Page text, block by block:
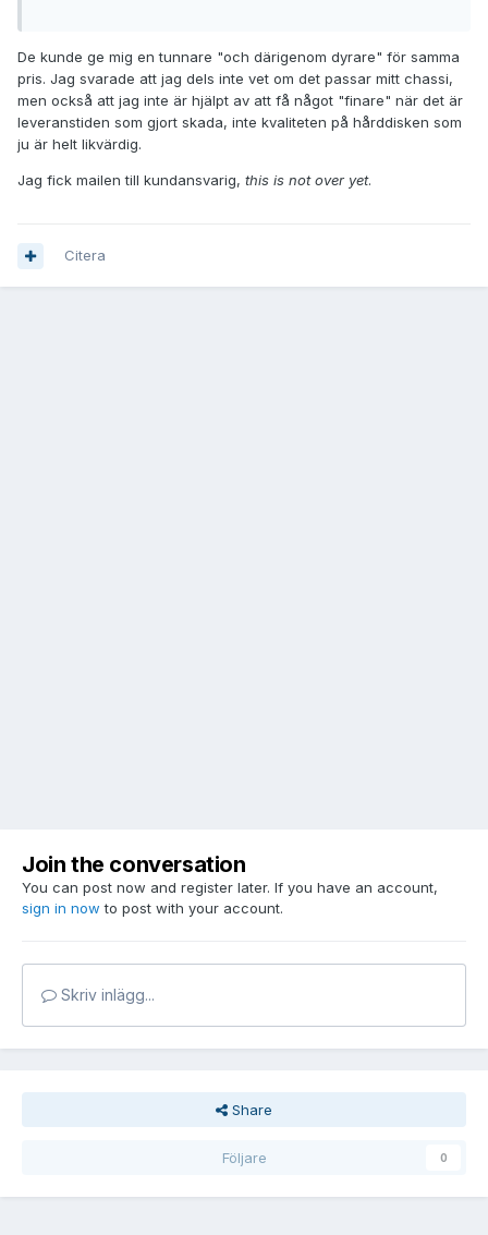
De kunde ge mig en tunnare "och därigenom dyrare" för samma
pris. Jag svarade att jag dels inte vet om det passar mitt chassi,
men också att jag inte är hjälpt av att få något "finare" när det är
leveranstiden som gjort skada, inte kvaliteten på hårddisken som
ju är helt likvärdig.
Jag fick mailen till kundansvarig, this is not over yet.
Citera
Join the conversation
You can post now and register later. If you have an account,
sign in now to post with your account.
Skriv inlägg...
Share
Följare 0